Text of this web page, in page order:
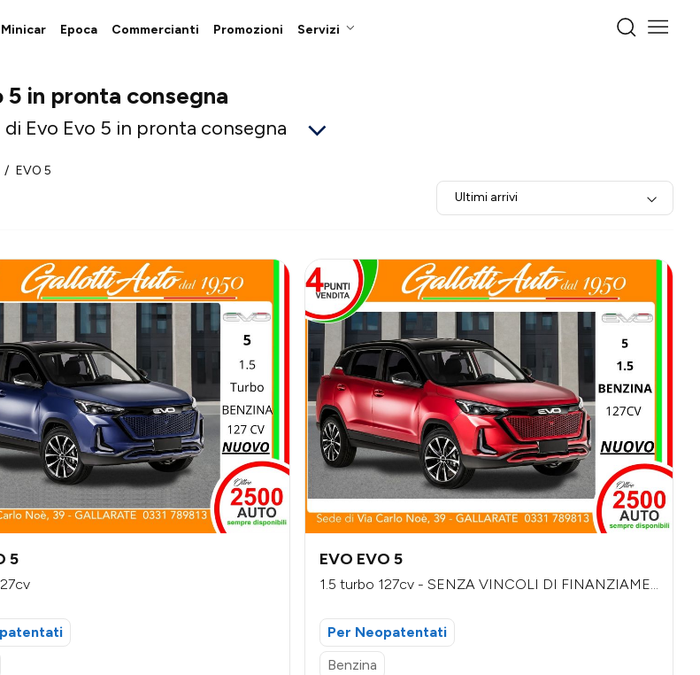
Minicar Epoca Commercianti Promozioni Servizi
5 in pronta consegna
Evo Evo 5 in pronta consegna
EVO 5
Ultimi arrivi
5 EVO EVO 5
1.5 turbo 127cv - SENZA VINCOLI DI FINANZIAME
Per Neopatentati
Benzina